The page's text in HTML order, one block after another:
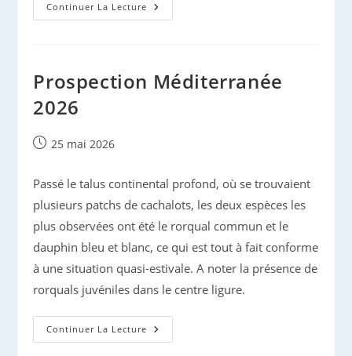
Continuer La Lecture Cétacés
De
Prospection Méditerranée
2026
Publication
25 mai 2026
Passé le talus continental profond, où se trouvaient
plusieurs patchs de cachalots, les deux espèces les
plus observées ont été le rorqual commun et le
dauphin bleu et blanc, ce qui est tout à fait conforme
à une situation quasi-estivale. A noter la présence de
rorquals juvéniles dans le centre ligure.
Continuer La Lecture Prospection
Méditerranée